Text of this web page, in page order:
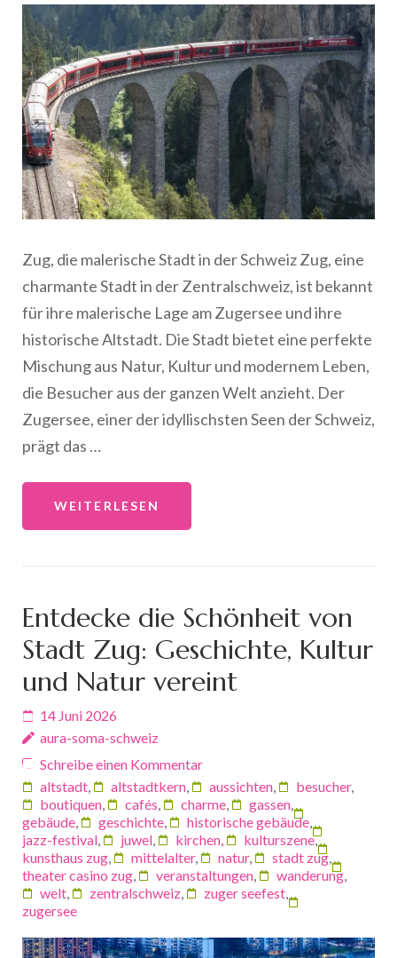
Zug, die malerische Stadt in der Schweiz Zug, eine
charmante Stadt in der Zentralschweiz, ist bekannt
für ihre malerische Lage am Zugersee und ihre
historische Altstadt. Die Stadt bietet eine perfekte
Mischung aus Natur, Kultur und modernem Leben,
die Besucher aus der ganzen Welt anzieht. Der
Zugersee, einer der idyllischsten Seen der Schweiz,
prägt das …
WEITERLESEN
Entdecke die Schönheit von
Stadt Zug: Geschichte, Kultur
und Natur vereint
14 Juni 2026
aura-soma-schweiz
Schreibe einen Kommentar
altstadt, altstadtkern, aussichten, besucher,
boutiquen, cafés, charme, gassen,
gebäude, geschichte, historische gebäude,
jazz-festival, juwel, kirchen, kulturszene,
kunsthaus zug, mittelalter, natur, stadt zug,
theater casino zug, veranstaltungen, wanderung,
welt, zentralschweiz, zuger seefest,
zugersee